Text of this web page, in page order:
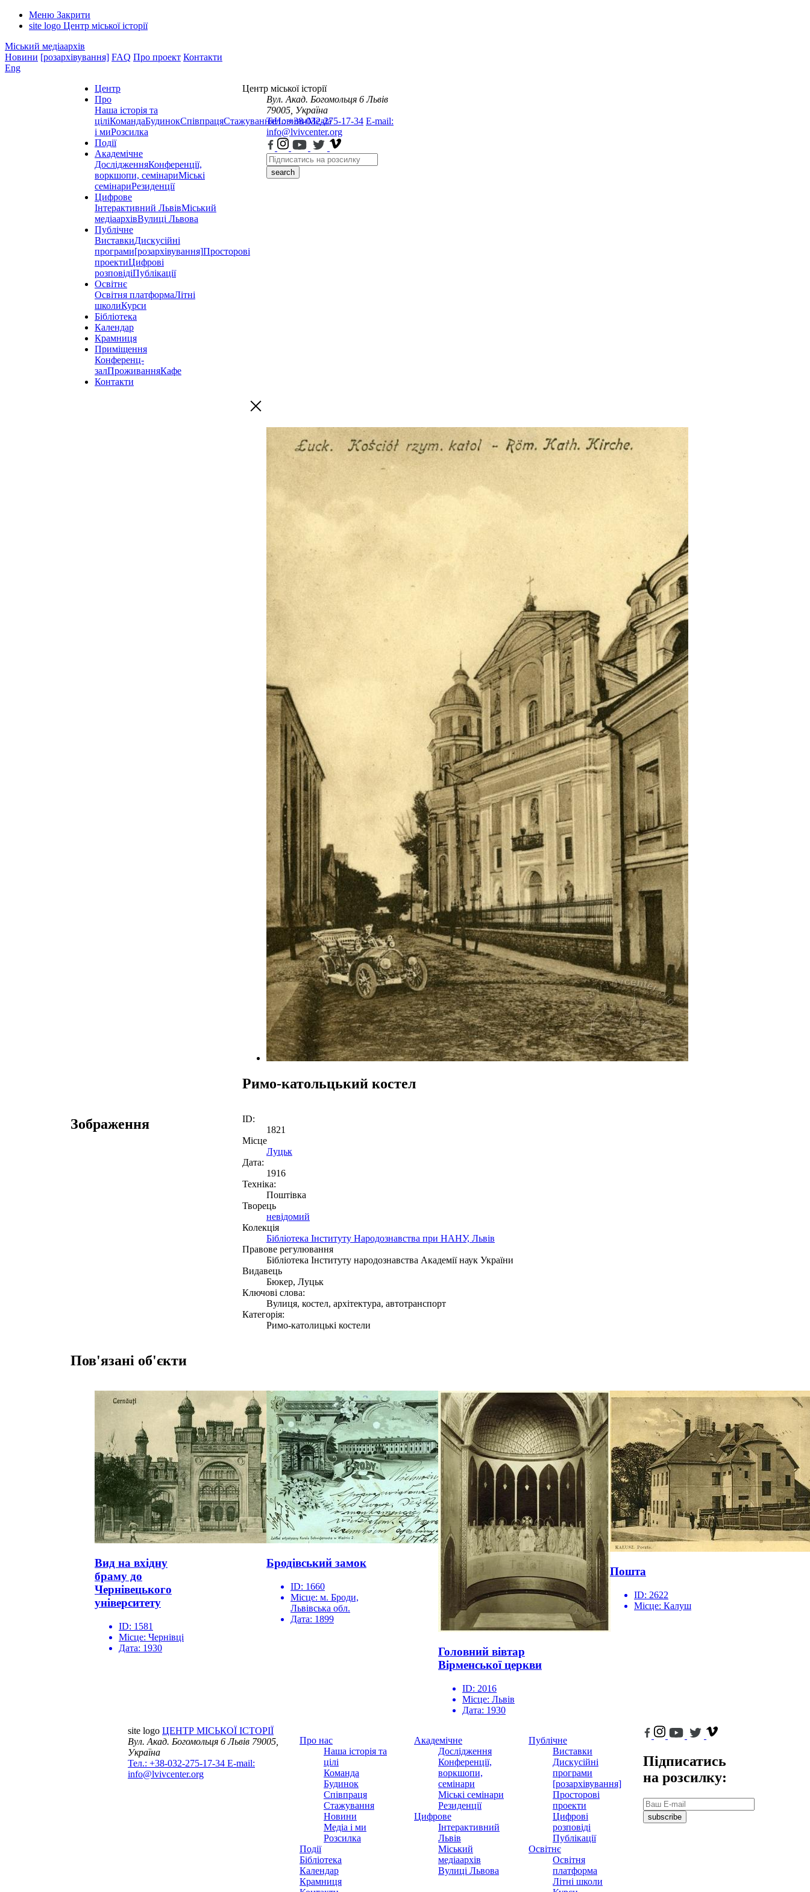
Меню Закрити
site logo Центр міської історії
Міський медіаархів
Новини [розархівування] FAQ Про проект Контакти
Eng
Центр
Про
Наша історія та
ціліКомандаБудинокСпівпрацяСтажуванняНовиниМедіа
і миРозсилка
Події
Академічне
ДослідженняКонференції,
воркшопи, семінариМіські
семінариРезиденції
Цифрове
Інтерактивний ЛьвівМіський
медіаархівВулиці Львова
Публічне
ВиставкиДискусійні
програми[розархівування]Просторові
проектиЦифрові
розповідіПублікації
Освітнє
Освітня платформаЛітні
школиКурси
Бібліотека
Календар
Крамниця
Приміщення
Конференц-
залПроживанняКафе
Контакти
Центр міської історії
Вул. Акад. Богомольця 6 Львів
79005, Україна
Тел.: +38-032-275-17-34 E-mail:
info@lvivcenter.org
search
Римо-катольцький костел
Зображення
ID:
1821
Місце
Луцьк
Дата:
1916
Техніка:
Поштівка
Творець
невідомий
Колекція
Бібліотека Інституту Народознавства при НАНУ, Львів
Правове регулювання
Бібліотека Інституту народознавства Академії наук України
Видавець
Бюкер, Луцьк
Ключові слова:
Вулиця, костел, архітектура, автотранспорт
Категорія:
Римо-католицькі костели
Пов'язані об'єкти
Вид на вхідну
браму до
Чернівецького
університету
ID: 1581
Місце: Чернівці
Дата: 1930
Бродівський замок
ID: 1660
Місце: м. Броди,
Львівська обл.
Дата: 1899
Головний вівтар
Вірменської церкви
ID: 2016
Місце: Львів
Дата: 1930
Пошта
ID: 2622
Місце: Калуш
site logo ЦЕНТР МІСЬКОЇ ІСТОРІЇ
Вул. Акад. Богомольця 6Львів 79005,
Україна
Тел.: +38-032-275-17-34 E-mail:
info@lvivcenter.org
Про нас
Наша історія та
цілі
Команда
Будинок
Співпраця
Стажування
Новини
Медіа і ми
Розсилка
Події
Бібліотека
Календар
Крамниця
Академічне
Дослідження
Конференції,
воркшопи,
семінари
Міські семінари
Резиденції
Цифрове
Інтерактивний
Львів
Міський
медіаархів
Вулиці Львова
Публічне
Виставки
Дискусійні
програми
[розархівування]
Просторові
проекти
Цифрові
розповіді
Публікації
Освітнє
Освітня
платформа
Літні школи
Підписатись
на розсилку:
subscribe